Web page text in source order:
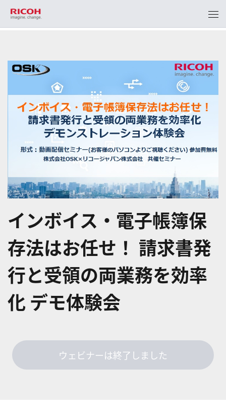
インボイス・電子帳簿保
存法はお任せ！​ 請求書発
行と受領の両業務を効率
化​ デモ体験会​
ウェビナーは終了しました